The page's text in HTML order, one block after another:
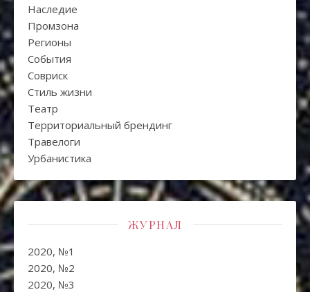
Наследие
Промзона
Регионы
События
Совриск
Стиль жизни
Театр
Территориальный брендинг
Травелоги
Урбанистика
ЖУРНАЛ
2020, №1
2020, №2
2020, №3